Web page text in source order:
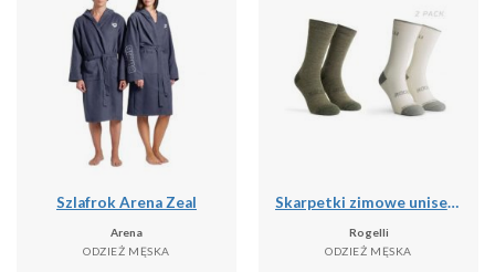
Szlafrok Arena Zeal
Arena
ODZIEŻ MĘSKA
Skarpetki zimowe unisex Rogelli Merino z owczej wełny 2-pack
Rogelli
ODZIEŻ MĘSKA